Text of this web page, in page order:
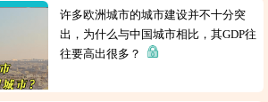
许多欧洲城市的城市建设并不十分突
出，为什么与中国城市相比，其GDP往
往要高出很多？